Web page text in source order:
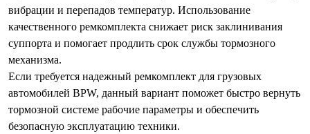
вибрации и перепадов температур. Использование
качественного ремкомплекта снижает риск заклинивания
суппорта и помогает продлить срок службы тормозного
механизма.
Если требуется надежный ремкомплект для грузовых
автомобилей BPW, данный вариант поможет быстро вернуть
тормозной системе рабочие параметры и обеспечить
безопасную эксплуатацию техники.